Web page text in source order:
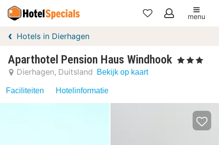
Mijn
menu
Hotels in Dierhagen
Aparthotel Pension Haus Windhook , 3 Sterren
Dierhagen Duitsland Bekijk op kaart
Faciliteiten Hotelinformatie